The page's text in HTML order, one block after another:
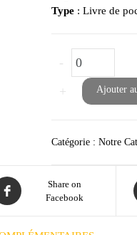
Type : Livre de
- quantité de
+ Ajouter
Catégorie : Notre
Share on
Facebook